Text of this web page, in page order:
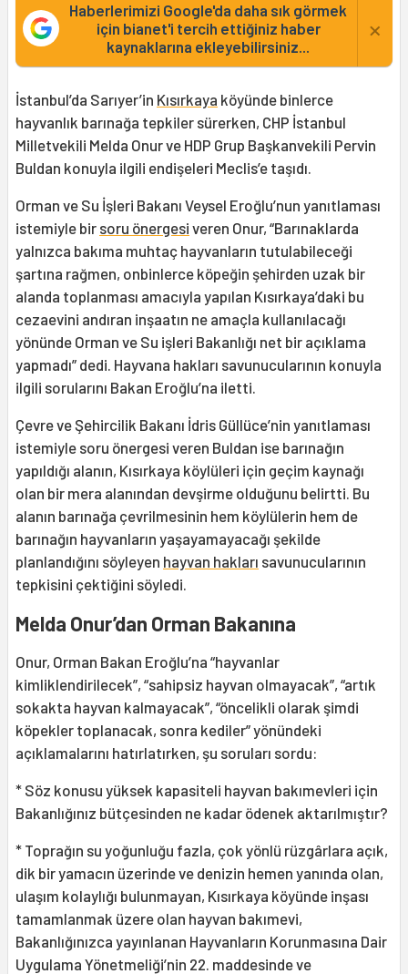
Haberlerimizi Google'da daha sık görmek
için bianet'i tercih ettiğiniz haber
kaynaklarına ekleyebilirsiniz...
×
İstanbul’da Sarıyer’in Kısırkaya köyünde binlerce
hayvanlık barınağa tepkiler sürerken, CHP İstanbul
Milletvekili Melda Onur ve HDP Grup Başkanvekili Pervin
Buldan konuyla ilgili endişeleri Meclis’e taşıdı.
Orman ve Su İşleri Bakanı Veysel Eroğlu’nun yanıtlaması
istemiyle bir soru önergesi veren Onur, “Barınaklarda
yalnızca bakıma muhtaç hayvanların tutulabileceği
şartına rağmen, onbinlerce köpeğin şehirden uzak bir
alanda toplanması amacıyla yapılan Kısırkaya’daki bu
cezaevini andıran inşaatın ne amaçla kullanılacağı
yönünde Orman ve Su işleri Bakanlığı net bir açıklama
yapmadı” dedi. Hayvana hakları savunucularının konuyla
ilgili sorularını Bakan Eroğlu’na iletti.
Çevre ve Şehircilik Bakanı İdris Güllüce’nin yanıtlaması
istemiyle soru önergesi veren Buldan ise barınağın
yapıldığı alanın, Kısırkaya köylüleri için geçim kaynağı
olan bir mera alanından devşirme olduğunu belirtti. Bu
alanın barınağa çevrilmesinin hem köylülerin hem de
barınağın hayvanların yaşayamayacağı şekilde
planlandığını söyleyen hayvan hakları savunucularının
tepkisini çektiğini söyledi.
Melda Onur’dan Orman Bakanına
Onur, Orman Bakan Eroğlu’na “hayvanlar
kimliklendirilecek”, “sahipsiz hayvan olmayacak”, “artık
sokakta hayvan kalmayacak”, “öncelikli olarak şimdi
köpekler toplanacak, sonra kediler” yönündeki
açıklamalarını hatırlatırken, şu soruları sordu:
* Söz konusu yüksek kapasiteli hayvan bakımevleri için
Bakanlığınız bütçesinden ne kadar ödenek aktarılmıştır?
* Toprağın su yoğunluğu fazla, çok yönlü rüzgârlara açık,
dik bir yamacın üzerinde ve denizin hemen yanında olan,
ulaşım kolaylığı bulunmayan, Kısırkaya köyünde inşası
tamamlanmak üzere olan hayvan bakımevi,
Bakanlığınızca yayınlanan Hayvanların Korunmasına Dair
Uygulama Yönetmeliği’nin 22. maddesinde ve